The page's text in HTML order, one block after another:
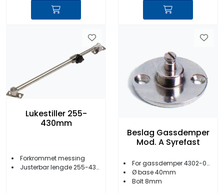
Lukestiller 255-
430mm
Forkrommet messing
Justerbar lengde 255-430 mm
Beslag Gassdemper
Mod. A Syrefast
For gassdemper 4302-00 til -09
Ø base 40mm
Bolt 8mm